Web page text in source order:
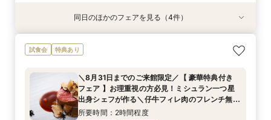
特典あり
8/23(日)
＼8月31日までのご来館限定／【 豪華特典付き
フェア 】お理重視の方必見！ミシュラン一つ星
試食／ 不安解消* お2人安心相談会も◎
所要時間：2時間程度
15:00〜
16:00〜
17:00〜
18:00〜
特典あり
8/23(日)
【限定BIGフェア】お料理重視の方必見！ ミシュ
ラン一つ星出身シェフが作る 仔牛フィレ肉のフ
談会も
所要時間：2時間程度
10:00〜
11:00〜
12:00〜
13:00〜
特典あり
8/23(日)
【限定BIGフェア】お料理重視の方必見！ ミシュ
ラン一つ星出身シェフが作る 仔牛フィレ肉のフ
談会も
所要時間：2時間程度
15:00〜
16:00〜
17:00〜
18:00〜
特典あり
8/23(日)
【お仕事帰りのお二人へ♪】美食フレンチも食べ
れる、90分クイック相談会！
18:00〜
19:00〜
20:00〜
同日のほかのフェアを見る（4件）
試食会 特典あり
＼8月31日までのご来館限定／【 豪華特典付き
フェア 】お理重視の方必見！ミシュラン一つ星
出身シェフが作る＼仔牛フィレ肉のフレンチ無料
試食／ 不安解消* お2人安心相談会も◎
所要時間：2時間程度